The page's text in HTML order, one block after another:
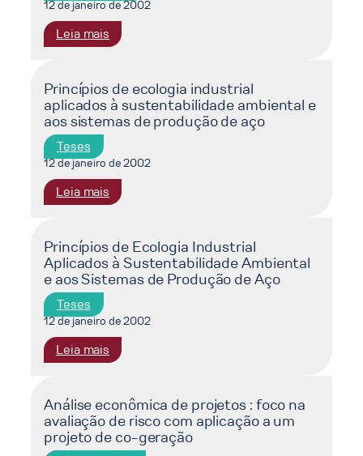
12 de janeiro de 2002
Leia mais
O
nacional
de
gestão
recursos
hídricos
:
o
do
operador
nacional
sistema
elétrico
Princípios de ecologia industrial
aplicados à sustentabilidade ambiental e
aos sistemas de produção de aço
Teses
12 de janeiro de 2002
Leia mais
Princípios
ecologia
industrial
aplicados
sustentabilidade
ambiental
e
aos
de
produção
de
Princípios de Ecologia Industrial
Aplicados à Sustentabilidade Ambiental
e aos Sistemas de Produção de Aço
Teses
12 de janeiro de 2002
Leia mais
Princípios
Ecologia
Industrial
Aplicados
Análise econômica de projetos : foco na
avaliação de risco com aplicação a um
projeto de co-geração